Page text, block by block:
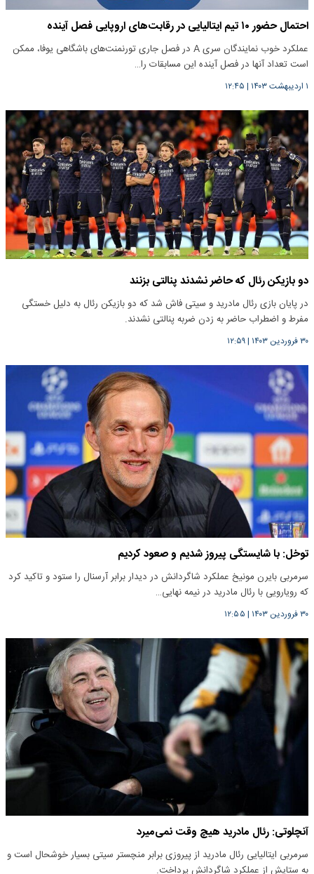
احتمال حضور ۱۰ تیم ایتالیایی در رقابت‌های اروپایی فصل آینده
عملکرد خوب نمایندگان سری A در فصل جاری تورنمنت‌های باشگاهی یوفا، ممکن
است تعداد آنها در فصل آینده این مسابقات را…
۱ اردیبهشت ۱۴۰۳ | ۱۲:۴۵
دو بازیکن رئال که حاضر نشدند پنالتی بزنند
در پایان بازی رئال مادرید و سیتی فاش شد که دو بازیکن رئال به دلیل خستگی
مفرط و اضطراب حاضر به زدن ضربه پنالتی نشدند.
۳۰ فروردین ۱۴۰۳ |۱۲:۵۹
توخل: با شایستگی پیروز شدیم و صعود کردیم
سرمربی بایرن مونیخ عملکرد شاگردانش در دیدار برابر آرسنال را ستود و تاکید کرد
که رویارویی با رئال مادرید در نیمه نهایی…
۳۰ فروردین ۱۴۰۳ | ۱۲:۵۵
آنچلوتی: رئال مادرید هیچ وقت نمی‌میرد
سرمربی ایتالیایی رئال مادرید از پیروزی برابر منچستر سیتی بسیار خوشحال است و
به ستایش از عملکرد شاگردانش پرداخت.